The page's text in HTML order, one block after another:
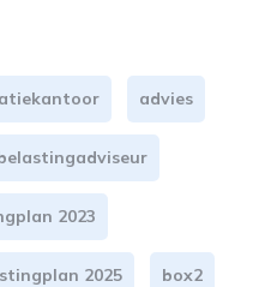
advies
2023
2025 box2